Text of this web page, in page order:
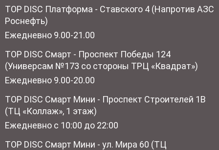
TOP DISC Платформа - Ставского 4 (Напротив АЗС
Роснефть)
Ежедневно 9.00-21.00
TOP DISC Смарт - Проспект Победы 124
(Универсам №173 со стороны ТРЦ «Квадрат»)
Ежедневно 9.00-20.00
TOP DISC Смарт Мини - Проспект Строителей 1В
(ТЦ «Коллаж», 1 этаж)
Ежедневно с 10:00 до 22:00
TOP DISC Смарт Мини - ул. Мира 60 (ТЦ